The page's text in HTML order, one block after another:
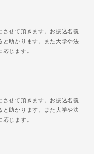
させて頂きます。お振込名義
と助かります。また大学や法
応じます。
させて頂きます。お振込名義
と助かります。また大学や法
応じます。